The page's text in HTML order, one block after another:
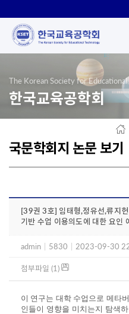
The Korean Society for Educational
한국교육공학회
국문학회지 논문 보기
[39권 3호] 임태형,정유선,류지
기반 수업 이용의도에 대한 요인
admin 5830 2023-09-30
첨부파일 (1)
이 연구는 대학 수업으로 메타
인들이 영향을 미치는지 탐색